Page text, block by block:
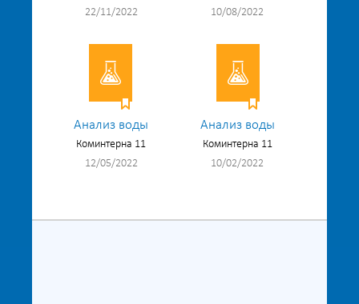
22/11/2022
10/08/2022
Анализ воды
Коминтерна 11
12/05/2022
Анализ воды
Коминтерна 11
10/02/2022